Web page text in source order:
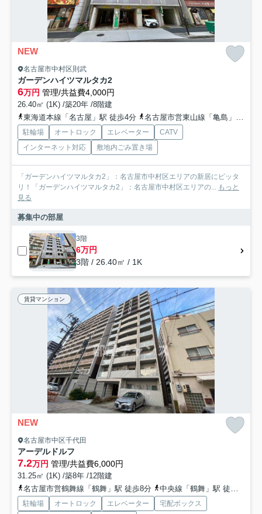
NEW
名古屋市中村区則武
ガーデンハイツマルタカ2
6万円 管理/共益費4,000円
26.40㎡ (1K) /築20年 /8階建
東海道本線「名古屋」駅 徒歩4分
名古屋市営東山線「亀島」駅 徒歩9分
駐輪場 オートロック エレベーター
CATV
インターネット対応
敷地内ごみ置き場
「ガーデンハイツマルタカ2」：名古屋市中村区エリアの新居にピッタ
リ！「ガーデンハイツマルタカ2」：名古屋市中村区エリアの... もっと
見る
募集中の部屋
3階
6万円
3階 / 26.40㎡ / 1K
賃貸マンション
NEW
名古屋市中区千代田
アーデルドルフ
7.2万円 管理/共益費6,000円
31.25㎡ (1K) /築8年 /12階建
名古屋市営鶴舞線「鶴舞」駅 徒歩8分
中央線「鶴舞」駅 徒歩8分
駐輪場 オートロック エレベーター
宅配ボックス